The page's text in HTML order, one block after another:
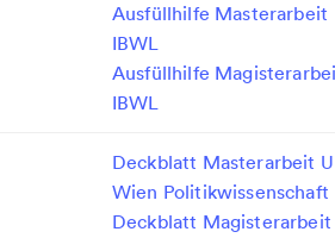
Ausfüllhilfe Masterarbeit
IBWL
Ausfüllhilfe
IBWL
Deckblatt Masterarbeit
Wien Politikwissenschaft
Deckblatt Magisterarbeit